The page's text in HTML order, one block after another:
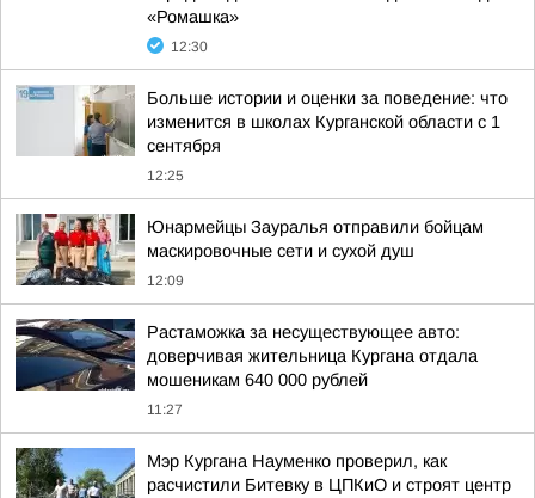
«Ромашка»
12:30
Больше истории и оценки за поведение: что
изменится в школах Курганской области с 1
сентября
12:25
Юнармейцы Зауралья отправили бойцам
маскировочные сети и сухой душ
12:09
Растаможка за несуществующее авто:
доверчивая жительница Кургана отдала
мошеникам 640 000 рублей
11:27
Мэр Кургана Науменко проверил, как
расчистили Битевку в ЦПКиО и строят центр